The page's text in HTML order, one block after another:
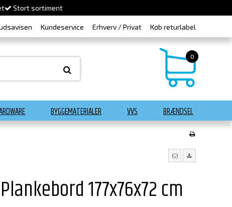
Stort sortiment
Kundeservice Erhverv / Privat Køb returlabel
0
BYGGEMATERIALER VVS BRÆNDSEL
177x76x72 cm